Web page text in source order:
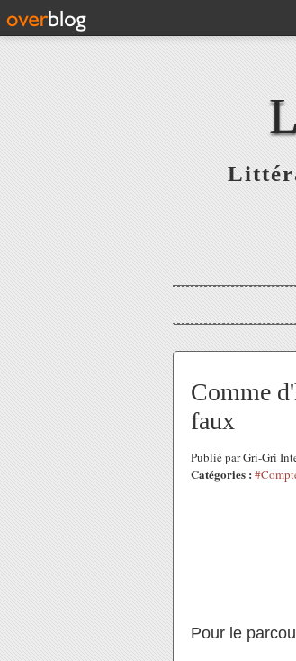
Comme
faux
Publié par Gri-Gri
Catégories :
Pour le